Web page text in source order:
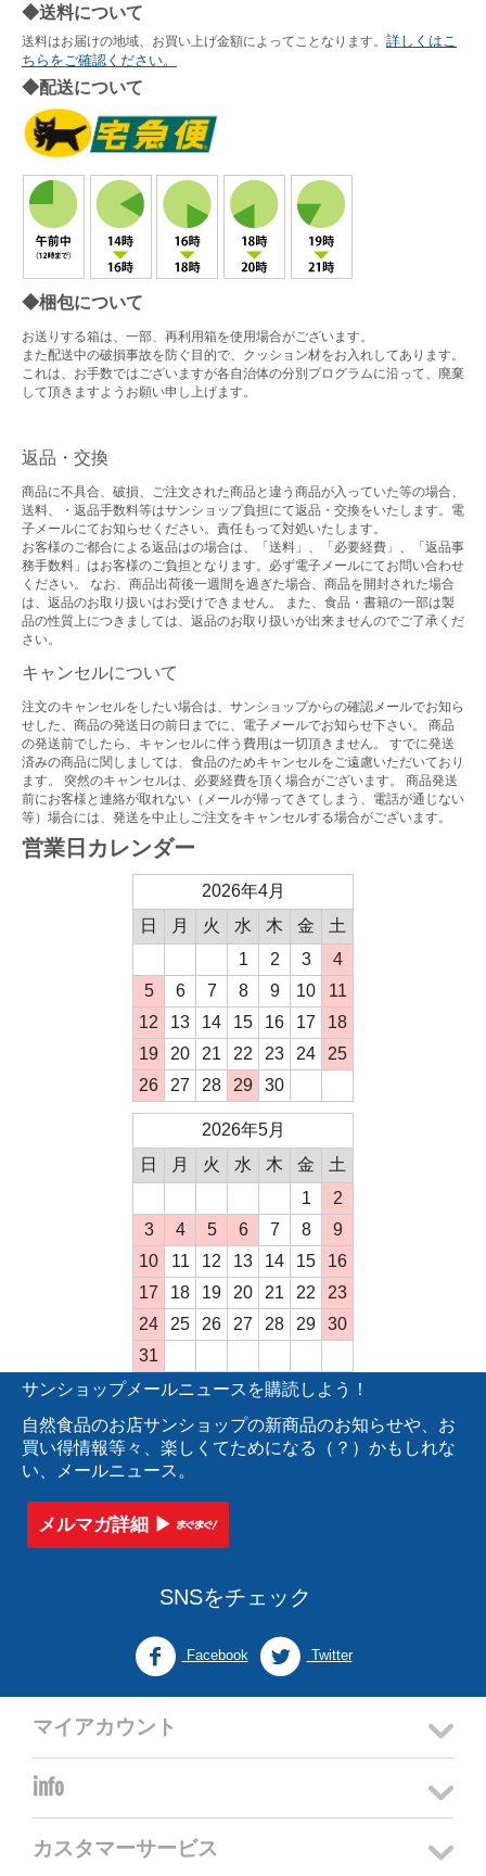
◆送料について
送料はお届けの地域、お買い上げ金額によってことなります。 詳しくはこ
ちらをご確認ください。
◆配送について
◆梱包について
お送りする箱は、一部、再利用箱を使用場合がございます。
また配送中の破損事故を防ぐ目的で、クッション材をお入れしてあります。
これは、お手数ではございますが各自治体の分別プログラムに沿って、廃棄
して頂きますようお願い申し上げます。
返品・交換
商品に不具合、破損、ご注文された商品と違う商品が入っていた等の場合、
送料、・返品手数料等はサンショップ負担にて返品・交換をいたします。電
子メールにてお知らせください。責任もって対処いたします。
お客様のご都合による返品はの場合は、「送料」、「必要経費」、「返品事
務手数料」はお客様のご負担となります。必ず電子メールにてお問い合わせ
ください。 なお、商品出荷後一週間を過ぎた場合、商品を開封された場合
は、返品のお取り扱いはお受けできません。 また、食品・書籍の一部は製
品の性質上につきましては、返品のお取り扱いが出来ませんのでご了承くだ
さい。
キャンセルについて
注文のキャンセルをしたい場合は、サンショップからの確認メールでお知ら
せした、商品の発送日の前日までに、電子メールでお知らせ下さい。 商品
の発送前でしたら、キャンセルに伴う費用は一切頂きません。 すでに発送
済みの商品に関しましては、食品のためキャンセルをご遠慮いただいており
ます。 突然のキャンセルは、必要経費を頂く場合がございます。 商品発送
前にお客様と連絡が取れない（メールが帰ってきてしまう、電話が通じない
等）場合には、発送を中止しご注文をキャンセルする場合がございます。
営業日カレンダー
2026年4月
日
月 火 水 木 金
土
1
2 3
4
5
6 7 8 9 10
11
12
13 14 15 16 17
18
19
20 21 22 23 24
25
26
27 28 29 30
2026年5月
日
月 火 水 木 金
土
1
2
3
4 5 6 7 8
9
10
11 12 13 14 15
16
17
18 19 20 21 22
23
24
25 26 27 28 29
30
31
サンショップメールニュースを購読しよう！
自然食品のお店サンショップの新商品のお知らせや、お
買い得情報等々、楽しくてためになる（？）かもしれな
い、メールニュース。
メルマガ詳細 ▶︎
SNSをチェック
Facebook Twitter
マイアカウント
info
カスタマーサービス